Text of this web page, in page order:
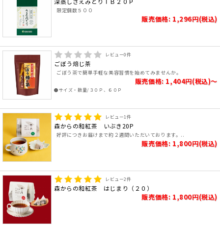
限定個数５００
販売価格: 1,296円(税込)
レビュー0件
ごぼう焙じ茶
ごぼう茶で簡単手軽な美容習慣を始めてみませんか。
販売価格: 1,404円(税込)～
●サイズ・数量/３０Ｐ、６０Ｐ
レビュー1件
森からの和紅茶 いぶき20P
好評につきお届けまで約２週間いただいております。..
販売価格: 1,800円(税込)
レビュー2件
森からの和紅茶 はじまり（２０）
販売価格: 1,800円(税込)